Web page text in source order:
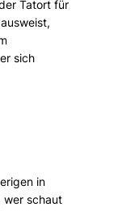
Tatort für
sich
in
wer schaut